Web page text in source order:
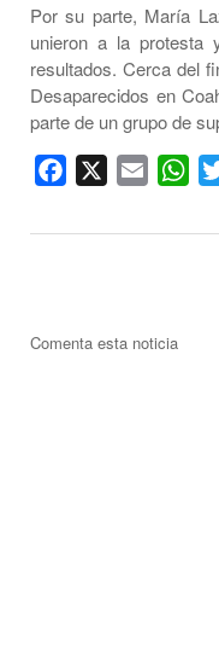
Por su parte, María
unieron a la protesta
resultados. Cerca del
Desaparecidos en
parte de un grupo de
Facebook Email
Comenta esta noticia